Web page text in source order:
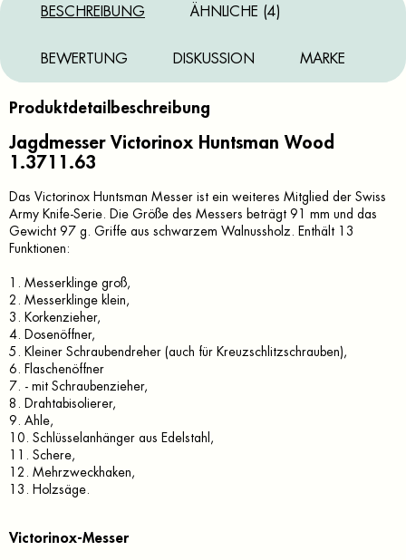
BESCHREIBUNG ÄHNLICHE (4)
BEWERTUNG DISKUSSION MARKE
Produktdetailbeschreibung
Jagdmesser Victorinox Huntsman Wood
1.3711.63
Das Victorinox Huntsman Messer ist ein weiteres Mitglied der Swiss
Army Knife-Serie. Die Größe des Messers beträgt 91 mm und das
Gewicht 97 g. Griffe aus schwarzem Walnussholz. Enthält 13
Funktionen:
1. Messerklinge groß,
2. Messerklinge klein,
3. Korkenzieher,
4. Dosenöffner,
5. Kleiner Schraubendreher (auch für Kreuzschlitzschrauben),
6. Flaschenöffner
7. - mit Schraubenzieher,
8. Drahtabisolierer,
9. Ahle,
10. Schlüsselanhänger aus Edelstahl,
11. Schere,
12. Mehrzweckhaken,
13. Holzsäge.
Victorinox-Messer